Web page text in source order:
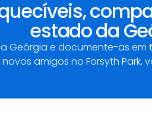
estado da
Geórgia e documente-as em
amigos no Forsyth